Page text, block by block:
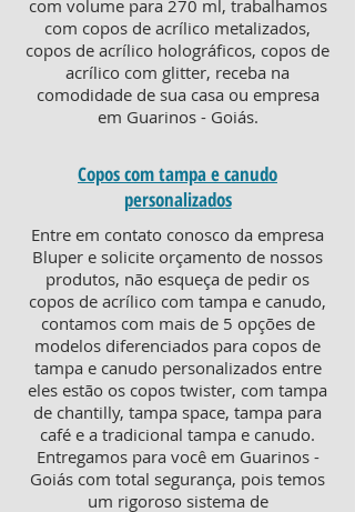
com volume para 270 ml, trabalhamos
com copos de acrílico metalizados,
copos de acrílico holográficos, copos de
acrílico com glitter, receba na
comodidade de sua casa ou empresa
em Guarinos - Goiás.
Copos com tampa e canudo
personalizados
Entre em contato conosco da empresa
Bluper e solicite orçamento de nossos
produtos, não esqueça de pedir os
copos de acrílico com tampa e canudo,
contamos com mais de 5 opções de
modelos diferenciados para copos de
tampa e canudo personalizados entre
eles estão os copos twister, com tampa
de chantilly, tampa space, tampa para
café e a tradicional tampa e canudo.
Entregamos para você em Guarinos -
Goiás com total segurança, pois temos
um rigoroso sistema de